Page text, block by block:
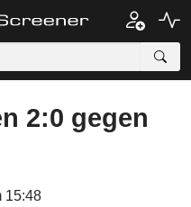
2:0 gegen
15:48